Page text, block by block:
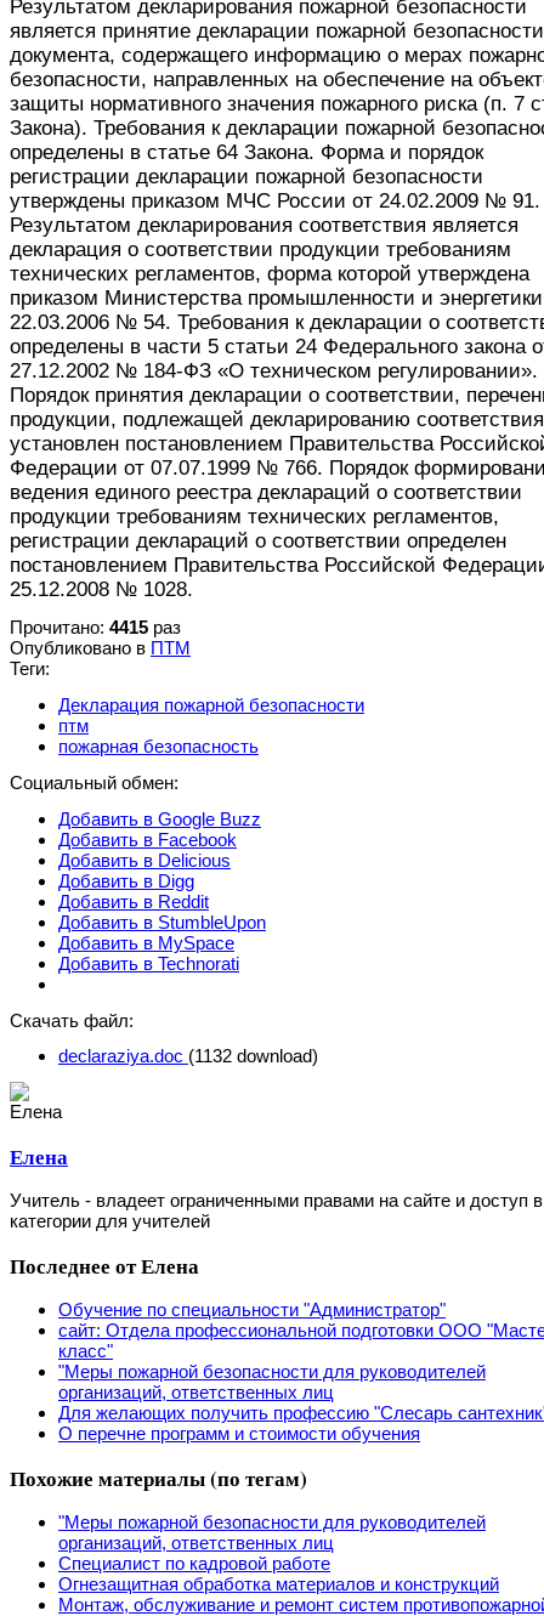
Результатом декларирования пожарной безопасности
является принятие декларации пожарной
документа, содержащего информацию о мерах
безопасности, направленных на обеспечение на
защиты нормативного значения пожарного риска (п. 7
Закона). Требования к декларации пожарной
определены в статье 64 Закона. Форма и порядок
регистрации декларации пожарной безопасности
утверждены приказом МЧС России от 24.02.2009 № 91.
Результатом декларирования соответствия является
декларация о соответствии продукции требованиям
технических регламентов, форма которой утверждена
приказом Министерства промышленности и
22.03.2006 № 54. Требования к декларации о
определены в части 5 статьи 24 Федерального закона
27.12.2002 № 184-ФЗ «О техническом регулировании».
Порядок принятия декларации о соответствии,
продукции, подлежащей декларированию
установлен постановлением Правительства
Федерации от 07.07.1999 № 766. Порядок
ведения единого реестра деклараций о соответствии
продукции требованиям технических регламентов,
регистрации деклараций о соответствии определен
постановлением Правительства Российской
25.12.2008 № 1028.
Прочитано: 4415 раз
Опубликовано в ПТМ
Теги:
Декларация пожарной безопасности
птм
пожарная безопасность
Социальный обмен:
Добавить в Google Buzz
Добавить в Facebook
Добавить в Delicious
Добавить в Digg
Добавить в Reddit
Добавить в StumbleUpon
Добавить в MySpace
Добавить в Technorati
Скачать файл:
declaraziya.doc (1132 download)
Елена
Учитель - владеет ограниченными правами на сайте и доступ в
категории для учителей
Последнее от Елена
Обучение по специальности "Администратор"
сайт: Отдела профессиональной подготовки ООО
класс"
"Меры пожарной безопасности для руководителей
организаций, ответственных лиц
Для желающих получить профессию "Слесарь
О перечне программ и стоимости обучения
Похожие материалы (по тегам)
"Меры пожарной безопасности для руководителей
организаций, ответственных лиц
Специалист по кадровой работе
Огнезащитная обработка материалов и конструкций
Монтаж, обслуживание и ремонт систем